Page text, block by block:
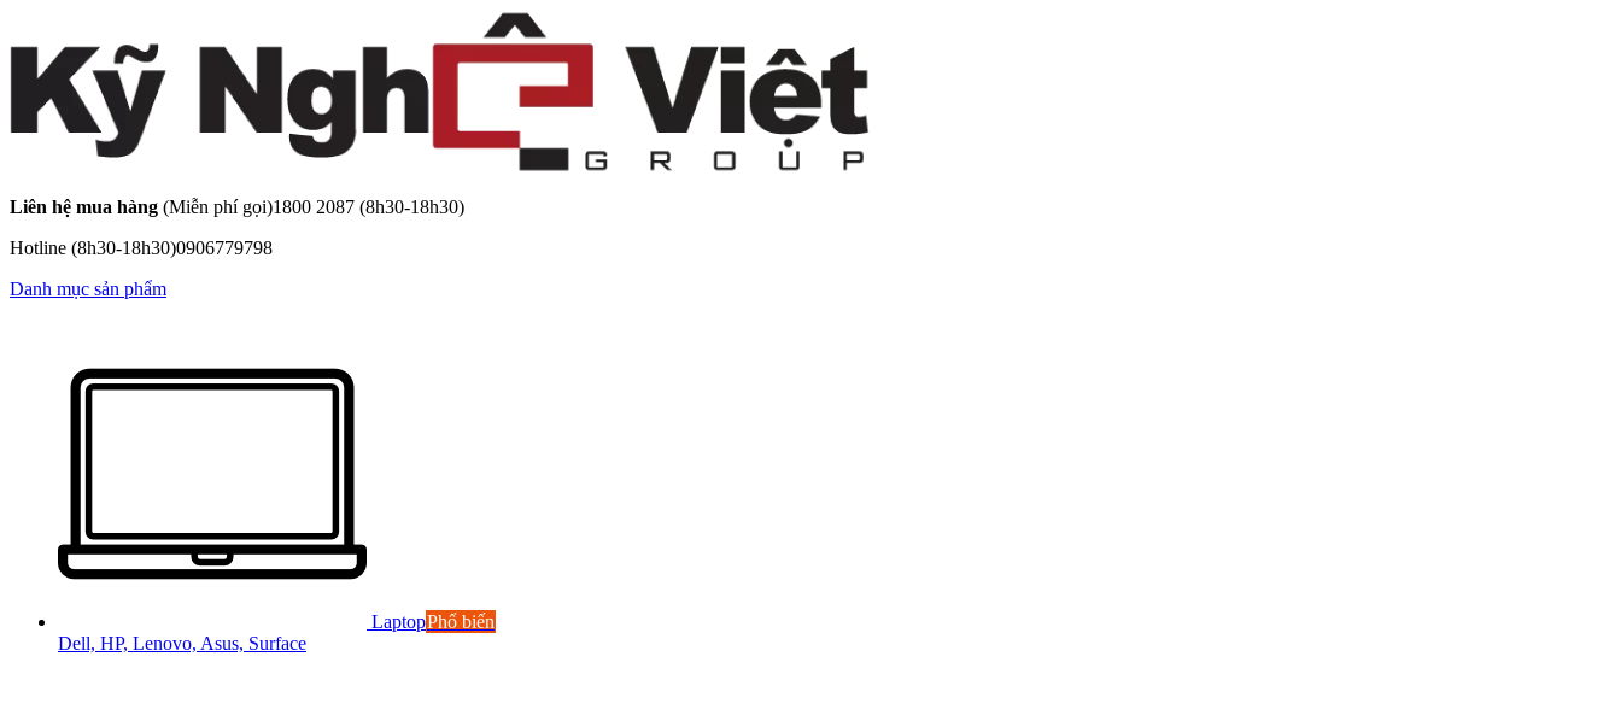
Liên hệ mua hàng (Miễn phí gọi)1800 2087 (8h30-18h30)
Hotline (8h30-18h30)0906779798
Danh mục sản phẩm
LaptopPhổ biến
Dell, HP, Lenovo, Asus, Surface